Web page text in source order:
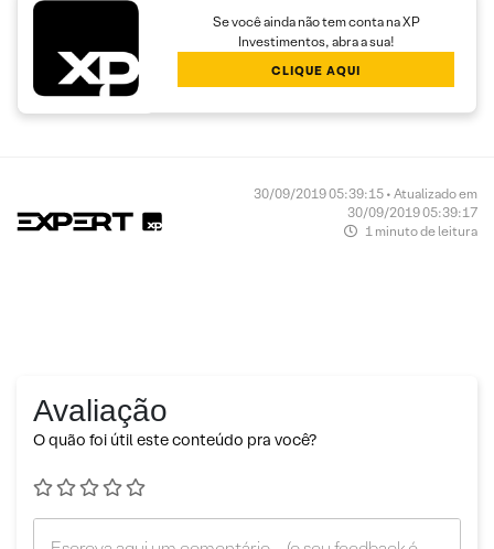
Se você ainda não tem conta na XP
Investimentos, abra a sua!
CLIQUE AQUI
30/09/2019 05:39:15 • Atualizado em
30/09/2019 05:39:17
1 minuto de leitura
Avaliação
O quão foi útil este conteúdo pra você?